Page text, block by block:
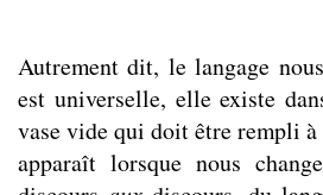
Autrement dit, le langage
est universelle, elle existe
vase vide qui doit être rempli
apparaît lorsque nous